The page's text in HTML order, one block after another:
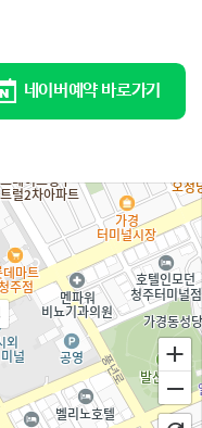
네이버예약 바로가기